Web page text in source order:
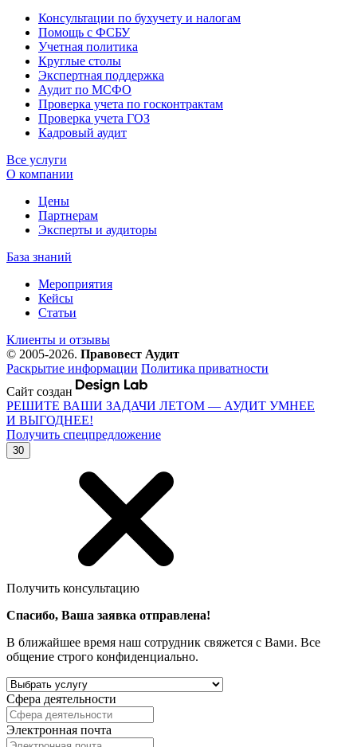
Консультации по бухучету и налогам
Помощь с ФСБУ
Учетная политика
Круглые столы
Экспертная поддержка
Аудит по МСФО
Проверка учета по госконтрактам
Проверка учета ГОЗ
Кадровый аудит
Все услуги
О компании
Цены
Партнерам
Эксперты и аудиторы
База знаний
Мероприятия
Кейсы
Статьи
Клиенты и отзывы
© 2005-2026. Правовест Аудит
Раскрытие информации Политика приватности
Сайт создан
РЕШИТЕ ВАШИ ЗАДАЧИ ЛЕТОМ — АУДИТ УМНЕЕ
И ВЫГОДНЕЕ!
Получить спецпредложение
30
Получить консультацию
Спасибо, Ваша заявка отправлена!
В ближайшее время наш сотрудник свяжется с Вами. Все
общение строго конфиденциально.
Сфера деятельности
Электронная почта